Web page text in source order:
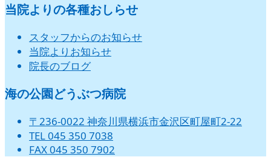
当院よりの各種おしらせ
スタッフからのお知らせ
当院よりお知らせ
院長のブログ
海の公園どうぶつ病院
〒236-0022 神奈川県横浜市金沢区町屋町2-22
TEL 045 350 7038
FAX 045 350 7902